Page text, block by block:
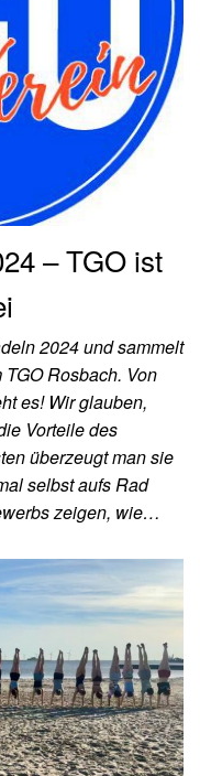
– TGO ist
2024 und sammelt
Rosbach. Von
es! Wir glauben,
Vorteile des
überzeugt man sie
selbst aufs Rad
zeigen, wie…